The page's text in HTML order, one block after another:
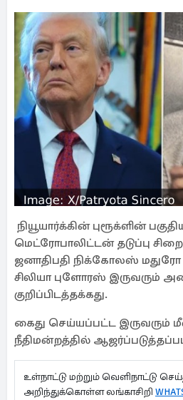
நியூயார்க்கின் புரூக்ளின்
மெட்ரோபாலிட்டன் தடுப்பு
ஜனாதிபதி நிக்கோலஸ்
சிலியா புளோரஸ் இருவரும்
குறிப்பிடத்தக்கது.
கைது செய்யப்பட்ட இருவரும்
நீதிமன்றத்தில்
உள்நாட்டு மற்றும் வெளிநாட்டு
அறிந்துக்கொள்ள லங்காசிறி